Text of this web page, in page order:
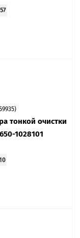
тонкой очистки
1028101